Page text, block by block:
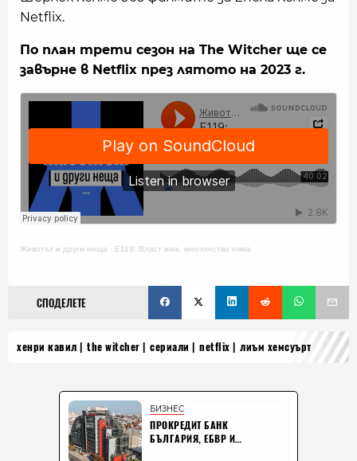
Netflix.
По план трети сезон на The Witcher ще се
завърне в Netflix през лятото на 2023 г.
Животът и други неща · Е119: Власт има, мнозинство няма
СПОДЕЛЕТЕ
хенри кавил the witcher сериали netflix лиъм хемсуърт